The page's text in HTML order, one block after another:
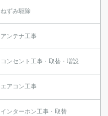
ねずみ駆除
アンテナ工事
コンセント工事・取替・増設
エアコン工事
インターホン工事・取替